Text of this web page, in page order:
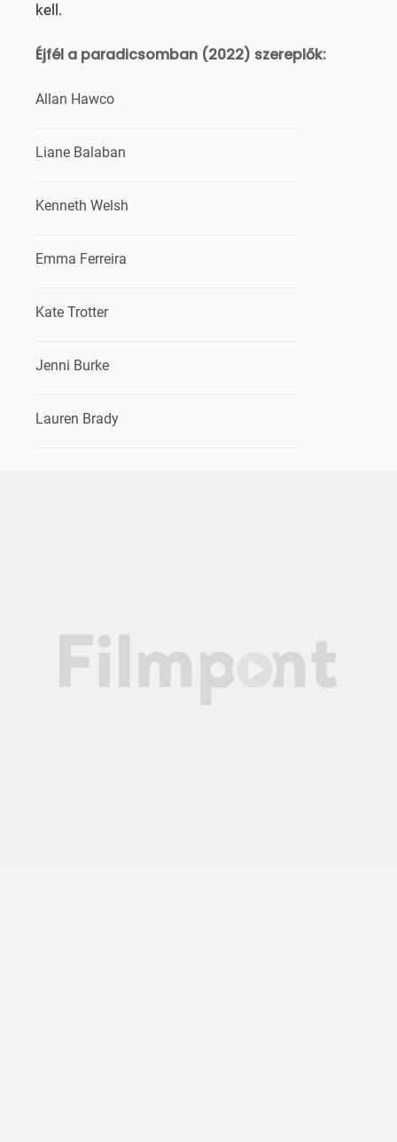
kell.
Éjfél a paradicsomban (2022) szereplők:
Allan Hawco
Liane Balaban
Kenneth Welsh
Emma Ferreira
Kate Trotter
Jenni Burke
Lauren Brady